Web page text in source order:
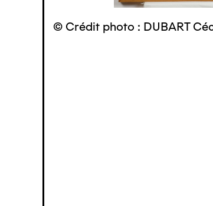
© Crédit photo : DUBART